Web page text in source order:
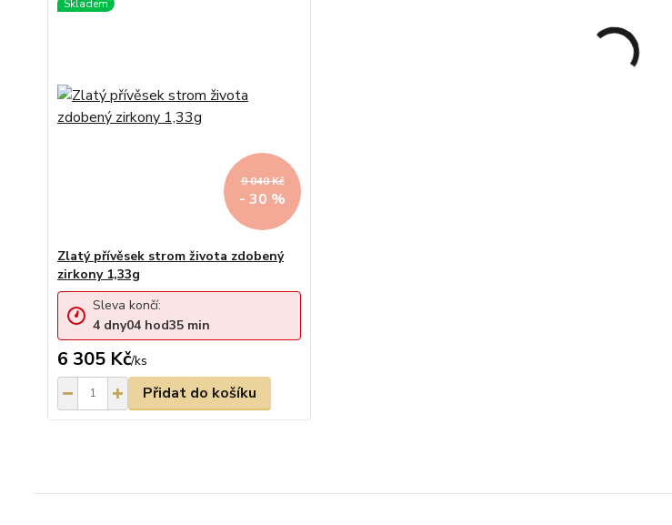
9 040 Kč
- 30 %
Zlatý přívěsek strom života zdobený
zirkony 1,33g
6 305 Kč/ks
Sleva končí:
4 dny04 hod35 min
Přidat do košíku